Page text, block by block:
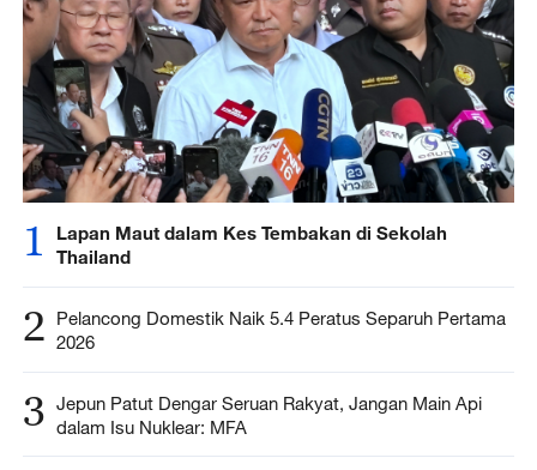
1
Lapan Maut dalam Kes Tembakan di Sekolah
Thailand
2
Pelancong Domestik Naik 5.4 Peratus Separuh Pertama
2026
3 Jepun Patut Dengar Seruan Rakyat, Jangan Main Api
dalam Isu Nuklear: MFA